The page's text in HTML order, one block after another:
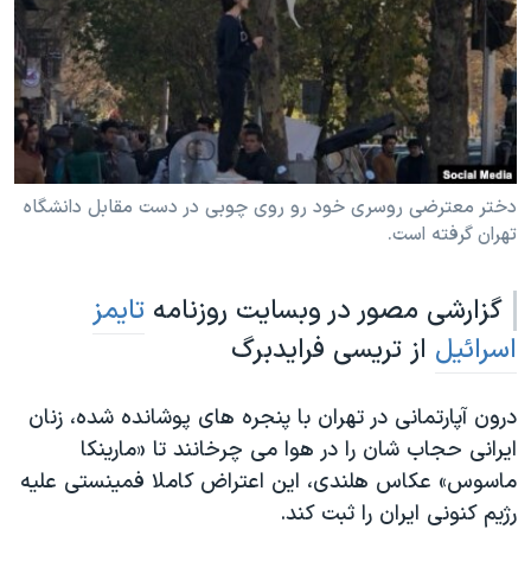
فرهنگ و زندگی
حقوق شهروندی
اقتصادی
علم و فناوری
گالری عکس
مستندها
انتخابات ریاست جمهوری آمریکا ۲۰۲۴
حمله جمهوری اسلامی به اسرائیل
رمز مهسا
اعتراضات زن، زندگی، آزادی
تریبونال مردمی آبان ۹۸
دادگاه حمید نوری
چهل سال گروگان‌گیری
قانون شفافیت دارائی کادر رهبری ایران
اعتراضات مردمی آبان ۹۸
دنبال کنید
زبانهای مختلف
دختر معترضی روسری خود رو روی چوبی در دست مقابل دانشگاه
تهران گرفته است.
گزارشی مصور در وبسایت روزنامه تایمز
اسرائیل از تریسی فرایدبرگ
درون آپارتمانی در تهران با پنجره های پوشانده شده، زنان
ایرانی حجاب شان را در هوا می چرخانند تا «مارینکا
ماسوس» عکاس هلندی، این اعتراض کاملا فمینستی علیه
رژیم کنونی ایران را ثبت کند.